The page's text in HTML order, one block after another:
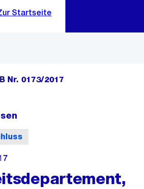
Breadcrumbs ein
Nr. 0173/2017